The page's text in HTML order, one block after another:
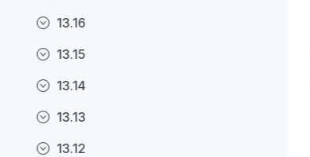
13.16
13.15
13.14
13.13
13.12